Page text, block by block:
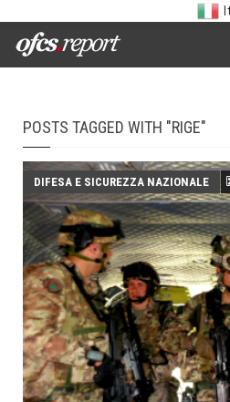
POSTS TAGGED WITH "RIGE"
DIFESA E SICUREZZA NAZIONALE